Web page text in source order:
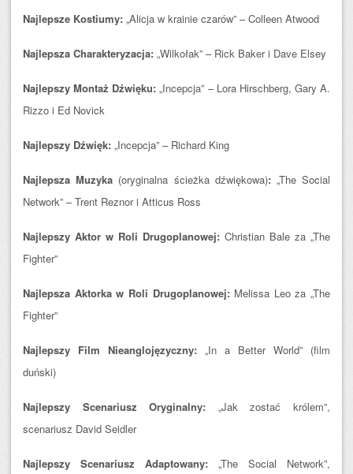
Najlepsze Kostiumy: „Alicja w krainie czarów” – Colleen Atwood
Najlepsza Charakteryzacja: „Wilkołak” – Rick Baker i Dave Elsey
Najlepszy Montaż Dźwięku: „Incepcja” – Lora Hirschberg, Gary A.
Rizzo i Ed Novick
Najlepszy Dźwięk: „Incepcja” – Richard King
Najlepsza Muzyka (oryginalna ścieżka dźwiękowa):„The Social
Network” – Trent Reznor i Atticus Ross
Najlepszy Aktor w Roli Drugoplanowej: Christian Bale za „The
Fighter”
Najlepsza Aktorka w Roli Drugoplanowej:Melissa Leo za „The
Fighter”
Najlepszy Film Nieanglojęzyczny: „In a Better World” (film
duński)
Najlepszy Scenariusz Oryginalny: „Jak zostać królem”,
scenariusz David Seidler
Najlepszy Scenariusz Adaptowany: „The Social Network”,